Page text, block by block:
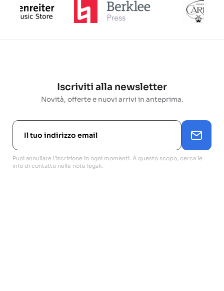
Iscriviti alla newsletter
Novità, offerte e nuovi arrivi in anteprima.
Puoi annullare l'iscrizione in ogni momenti. A questo scopo, cerca le
info di contatto nelle note legali.